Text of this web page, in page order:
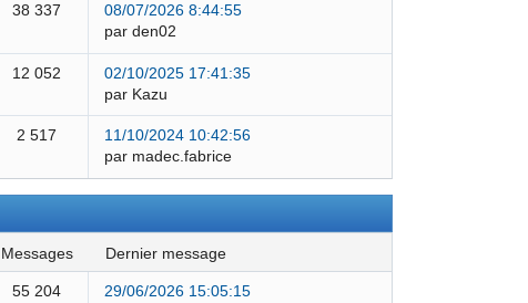
38 337
08/07/2026 8:44:55
par den02
12 052
02/10/2025 17:41:35
par Kazu
2 517
11/10/2024 10:42:56
par madec.fabrice
messages dernier message
55 204
29/06/2026 15:05:15